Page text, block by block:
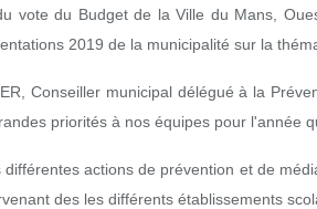
vote du Budget de la Ville du Mans,
2019 de la municipalité sur la
Conseiller municipal délégué à la
priorités à nos équipes pour l'année
différentes actions de prévention et de
des les différents établissements